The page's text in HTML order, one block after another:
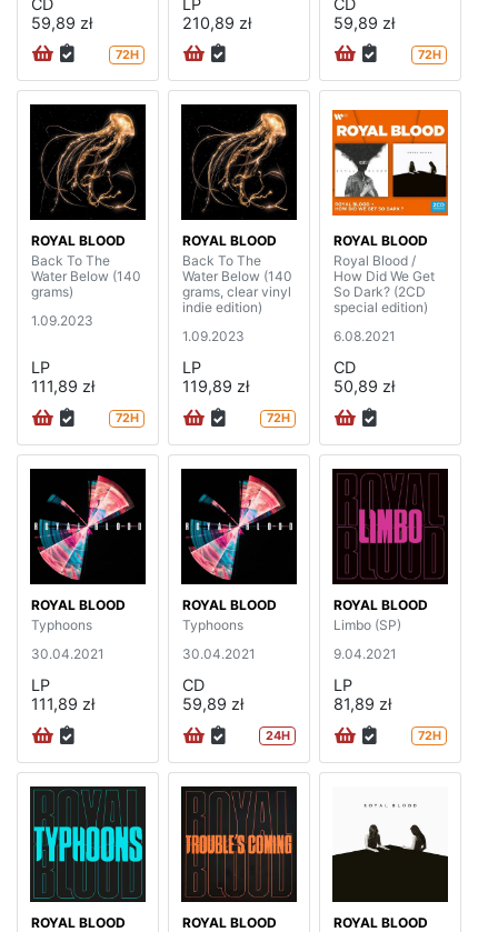
59,89 zł
72H
210,89 zł
59,89 zł
72H
ROYAL BLOOD
Back To The
Water Below (140
grams)
1.09.2023
LP
111,89 zł
72H
ROYAL BLOOD
Back To The
Water Below (140
grams, clear vinyl
indie edition)
1.09.2023
LP
119,89 zł
72H
ROYAL BLOOD
Royal Blood /
How Did We Get
So Dark? (2CD
special edition)
6.08.2021
CD
50,89 zł
ROYAL BLOOD
Typhoons
30.04.2021
LP
111,89 zł
ROYAL BLOOD
Typhoons
30.04.2021
CD
59,89 zł
24H
ROYAL BLOOD
Limbo (SP)
9.04.2021
LP
81,89 zł
72H
ROYAL BLOOD
ROYAL BLOOD
ROYAL BLOOD